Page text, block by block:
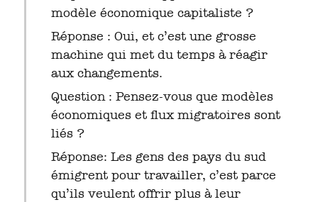
modèle économique capitaliste ?
Réponse : Oui, et c’est une grosse
machine qui met du temps à réagir
aux changements.
Question : Pensez-vous que modèles
économiques et flux migratoires sont
liés ?
Réponse: Les gens des pays du sud
émigrent pour travailler, c’est parce
qu’ils veulent offrir plus à leur